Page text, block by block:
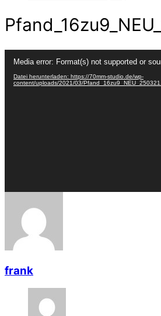
Player
Media error: Format(s) not supported or
Datei herunterladen: https://70mm-studio.de/wp-
content/uploads/2021/03/
frank